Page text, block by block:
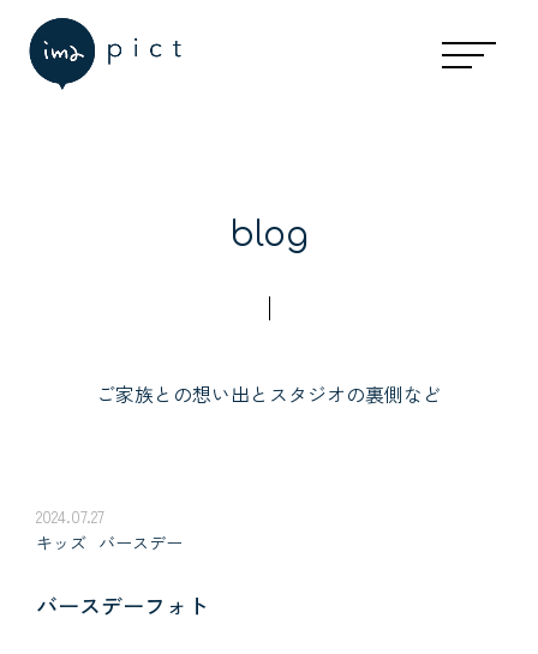
blog
ご家族との想い出とスタジオの裏側など
2024.07.27
キッズ バースデー
バースデーフォト